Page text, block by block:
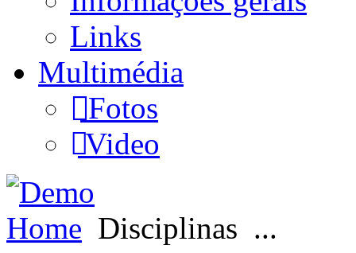
Links
Multimédia
Fotos
Video
Home Disciplinas ...